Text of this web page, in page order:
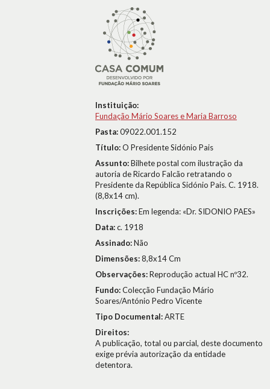
Instituição:
Fundação Mário Soares e Maria Barroso
Pasta:09022.001.152
Título:O Presidente Sidónio Pais
Assunto:Bilhete postal com ilustração da
autoria de Ricardo Falcão retratando o
Presidente da República Sidónio Pais. C. 1918.
(8,8x14 cm).
Inscrições:Em legenda: «Dr. SIDONIO PAES»
Data:c. 1918
Assinado:Não
Dimensões:8,8x14 Cm
Observações:Reprodução actual HC nº32.
Fundo:Colecção Fundação Mário
Soares/António Pedro Vicente
Tipo Documental:ARTE
Direitos:
A publicação, total ou parcial, deste documento
exige prévia autorização da entidade
detentora.